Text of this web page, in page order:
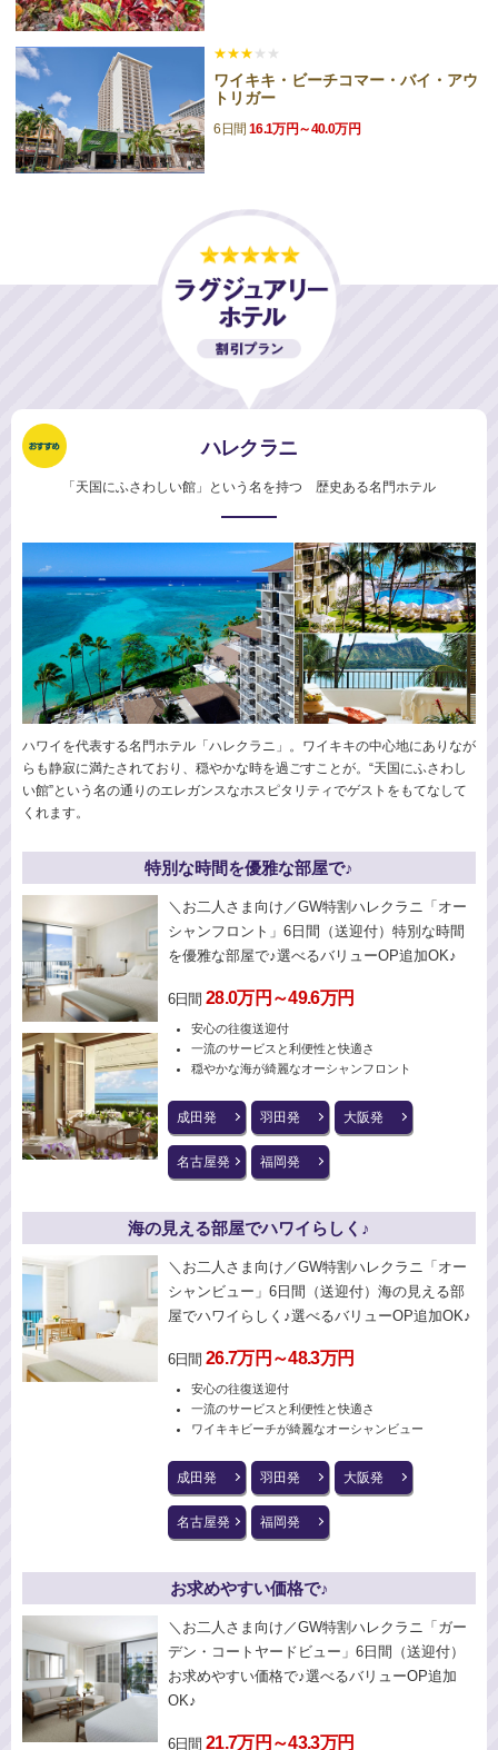
★★★ ★★
ワイキキ・ビーチコマー・バイ・アウ
トリガー
6日間 16.1万円～40.0万円
ハレクラニ
「天国にふさわしい館」という名を持つ 歴史ある名門ホテル
ハワイを代表する名門ホテル「ハレクラニ」。ワイキキの中心地にありなが
らも静寂に満たされており、穏やかな時を過ごすことが。“天国にふさわし
い館”という名の通りのエレガンスなホスピタリティでゲストをもてなして
くれます。
特別な時間を優雅な部屋で♪
＼お二人さま向け／GW特割ハレクラニ「オー
シャンフロント」6日間（送迎付）特別な時間
を優雅な部屋で♪選べるバリューOP追加OK♪
6日間 28.0万円～49.6万円
安心の往復送迎付
一流のサービスと利便性と快適さ
穏やかな海が綺麗なオーシャンフロント
成田発 羽田発 大阪発
名古屋発 福岡発
海の見える部屋でハワイらしく♪
＼お二人さま向け／GW特割ハレクラニ「オー
シャンビュー」6日間（送迎付）海の見える部
屋でハワイらしく♪選べるバリューOP追加OK♪
6日間 26.7万円～48.3万円
安心の往復送迎付
一流のサービスと利便性と快適さ
ワイキキビーチが綺麗なオーシャンビュー
成田発 羽田発 大阪発
名古屋発 福岡発
お求めやすい価格で♪
＼お二人さま向け／GW特割ハレクラニ「ガー
デン・コートヤードビュー」6日間（送迎付）
お求めやすい価格で♪選べるバリューOP追加
OK♪
6日間 21.7万円～43.3万円